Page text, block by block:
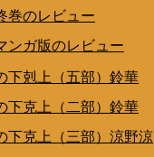
巻のレビュー
ンガ版のレビュー
下剋上（五部）鈴華
下克上（二部）鈴華
下克上（三部）涼野涼